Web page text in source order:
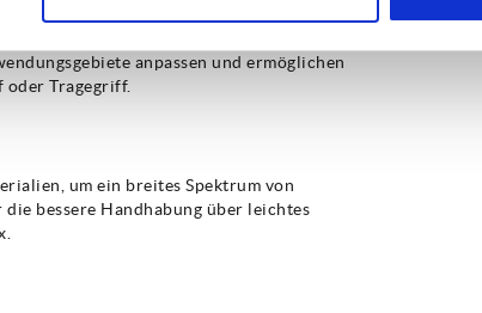
– die Bügelgriffe aus dem
anpassen und ermöglichen
oder Tragegriff.
um ein breites Spektrum von
bessere Handhabung über leichtes